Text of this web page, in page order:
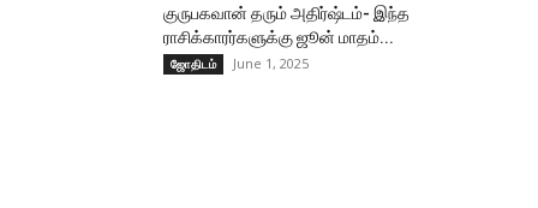
குருபகவான் தரும் அதிர்ஷ்டம்- இந்த
ராசிக்காரர்களுக்கு ஜூன் மாதம்...
ஜோதிடம் June 1, 2025